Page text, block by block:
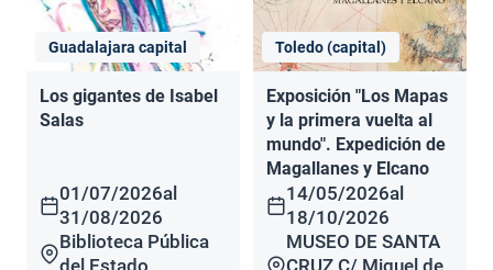
Guadalajara capital
Los gigantes de Isabel
Salas
01/07/2026al
31/08/2026
Biblioteca Pública
Toledo (capital)
Exposición "Los Mapas
y la primera vuelta al
mundo". Expedición de
Magallanes y Elcano
14/05/2026al
18/10/2026
MUSEO DE SANTA